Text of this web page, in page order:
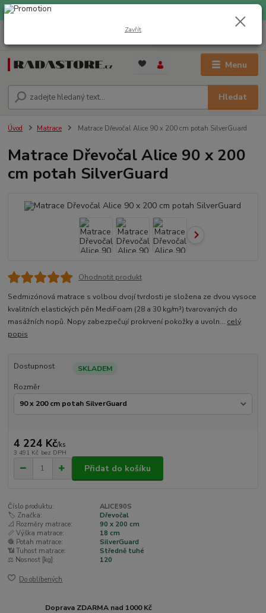
EXPRESNÍ DOPRAVA ZDARMA při nákupu nad 1000 Kč
Menu
Hledat
Úvod Matrace Matrace Dřevočal Alice 90 x 200 cm potah SilverGuard
Matrace Dřevočal Alice 90 x 200
cm potah SilverGuard
Ohodnotit produkt
Sedmizónová matrace s volbou dvojí tvrdosti je složena ze dvou vysoce
kvalitních elastických pěn MediFoam (28 a 30 kg/m³) tvarovaných do
masážních nopů. Nopy zabezpečují prokrvení pokožky a uvoln... celý
popis
Dostupnost
SKLADEM
Rozměr
4 224 Kč/ks
3 491 Kč bez DPH
Přidat do košíku
Číslo produktu:
ALICE90S
🏷️ Značka:
Dřevočal
📐 Rozměry matrace:
90 x 200 cm
📏 Výška matrace:
18 cm
🧶 Potah matrace:
SilverGuard
📶 Tuhost matrace:
Středně tuhé
⚖️ Nosnost [kg]:
120
Do oblíbených
Doprava ZDARMA nad 1000 Kč
Zavřít